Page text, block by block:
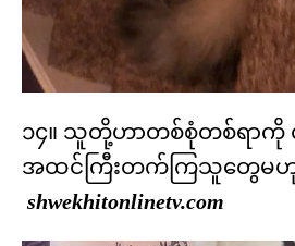
၁၄။ သူတို့ဟာတစ်စုံတစ်ရာ
အထင်ကြီးတက်ကြသူတွေမဟု
shwekhitonlinetv.com